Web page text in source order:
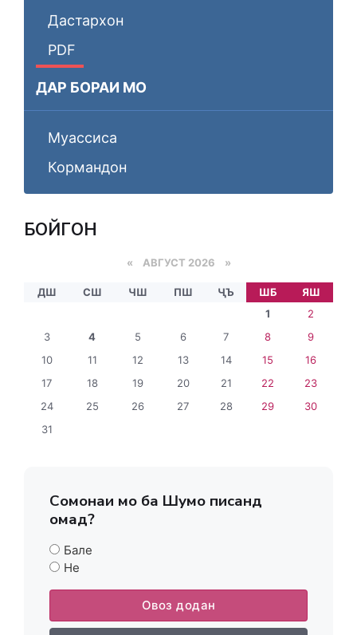
Дастархон
PDF
ДАР БОРАИ МО
Муассиса
Кормандон
БОЙГОНӢ
« АВГУСТ 2026 »
ДШ СШ ЧШ ПШ ҶЪ ШБ
ЯШ
1
2
3
4 5 6 7 8
9
10
11 12 13 14 15
16
17
18 19 20 21 22
23
24
25 26 27 28 29
30
31
Сомонаи мо ба Шумо писанд
омад?
Бале
Не
Овоз додан